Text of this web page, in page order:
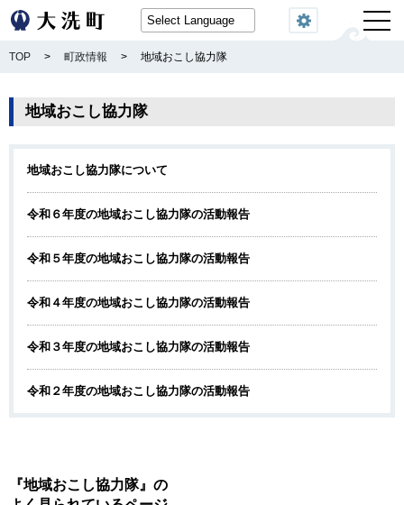
閲覧機能
TOP > 町政情報 > 地域おこし協力隊
地域おこし協力隊
地域おこし協力隊について
令和６年度の地域おこし協力隊の活動報告
令和５年度の地域おこし協力隊の活動報告
令和４年度の地域おこし協力隊の活動報告
令和３年度の地域おこし協力隊の活動報告
令和２年度の地域おこし協力隊の活動報告
『地域おこし協力隊』の